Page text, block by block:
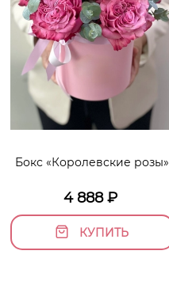
Бокс «Королевские розы»
4 888₽
КУПИТЬ